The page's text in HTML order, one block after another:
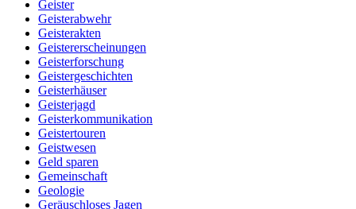
Geister
Geisterabwehr
Geisterakten
Geistererscheinungen
Geisterforschung
Geistergeschichten
Geisterhäuser
Geisterjagd
Geisterkommunikation
Geistertouren
Geistwesen
Geld sparen
Gemeinschaft
Geologie
Geräuschloses Jagen